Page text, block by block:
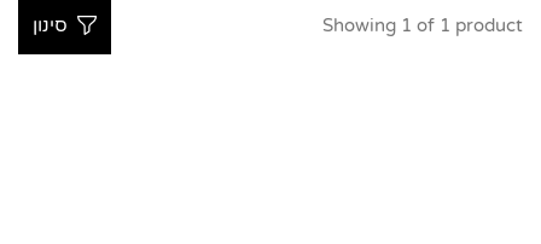
Showing 1 of 1 product